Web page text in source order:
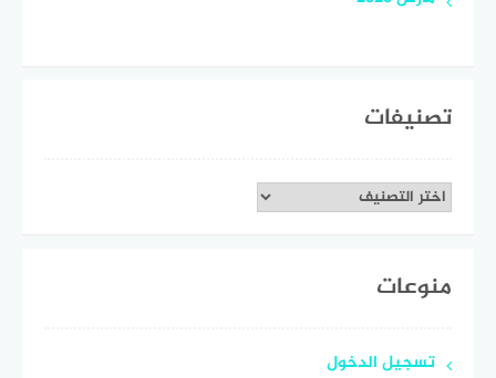
تصنيفات
تصنيفات
منوعات
تسجيل الدخول